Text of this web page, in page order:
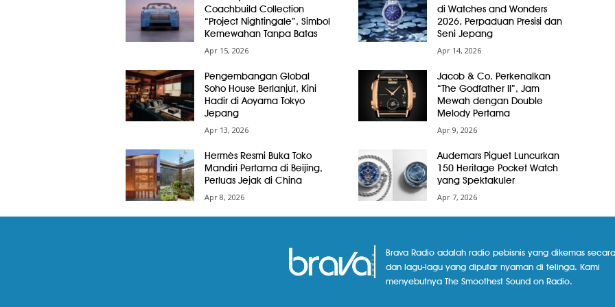
Coachbuild Collection
“Project Nightingale”, Simbol
Kemewahan Tanpa Batas
Apr 15, 2026
di Watches and Wonders
2026, Perpaduan Presisi dan
Seni Jepang
Apr 14, 2026
Pengembangan Global
Soho House Berlanjut, Kini
Hadir di Aoyama Tokyo
Jepang
Apr 13, 2026
Jacob & Co. Perkenalkan
“The Godfather II”, Jam
Mewah dengan Double
Melody Pertama
Apr 9, 2026
Hermès Resmi Buka Toko
Mandiri Pertama di Beijing,
Perluas Jejak di China
Apr 8, 2026
Audemars Piguet Luncurkan
150 Heritage Pocket Watch
yang Spektakuler
Apr 7, 2026
Brava Radio adalah radio pebisnis yang dikemas
dan lagu-lagu yang diputar nyaman di telinga. Kami
menyebutnya The Smoothest Sound on Radio.